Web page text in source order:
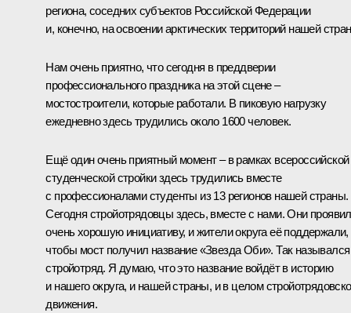
региона, соседних субъектов Российской Федерации
и, конечно, на освоении арктических территорий нашей
Нам очень приятно, что сегодня в преддверии
профессионального праздника на этой сцене –
мостостроители, которые работали. В пиковую нагрузку
ежедневно здесь трудились около 1600 человек.
Ещё один очень приятный момент – в рамках всероссийской
студенческой стройки здесь трудились вместе
с профессионалами студенты из 13 регионов нашей страны.
Сегодня стройотрядовцы здесь, вместе с нами. Они
очень хорошую инициативу, и жители округа её поддержали,
чтобы мост получил название «Звезда Оби». Так
стройотряд. Я думаю, что это название войдёт в историю
и нашего округа, и нашей страны, и в целом
движения.